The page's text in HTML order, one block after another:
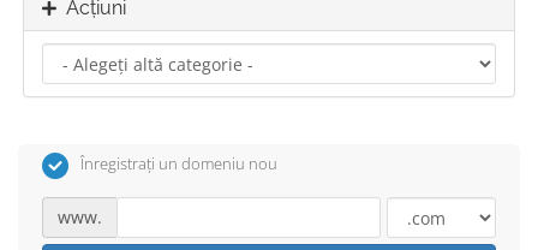
Acțiuni
Înregistrați un domeniu nou
www.